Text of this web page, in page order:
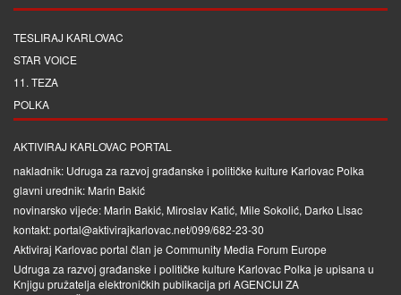
TESLIRAJ KARLOVAC
STAR VOICE
11. TEZA
POLKA
AKTIVIRAJ KARLOVAC PORTAL
nakladnik: Udruga za razvoj građanske i političke kulture Karlovac Polka
glavni urednik: Marin Bakić
novinarsko vijeće: Marin Bakić, Miroslav Katić, Mile Sokolić, Darko Lisac
kontakt: portal@aktivirajkarlovac.net/099/682-23-30
Aktiviraj Karlovac portal član je Community Media Forum Europe
Udruga za razvoj građanske i političke kulture Karlovac Polka je upisana u
Knjigu pružatelja elektroničkih publikacija pri AGENCIJI ZA